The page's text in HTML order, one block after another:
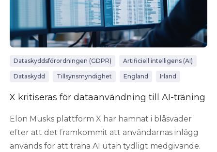
Dataskyddsförordningen (GDPR) Artificiell intelligens (AI)
Dataskydd Tillsynsmyndighet England Irland
X kritiseras för dataanvändning till AI-träning
Elon Musks plattform X har hamnat i blåsväder
efter att det framkommit att användarnas inlägg
används för att träna AI utan tydligt medgivande.